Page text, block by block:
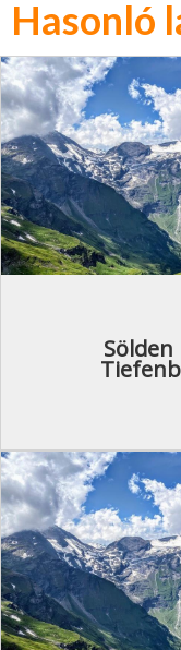
Hasonló